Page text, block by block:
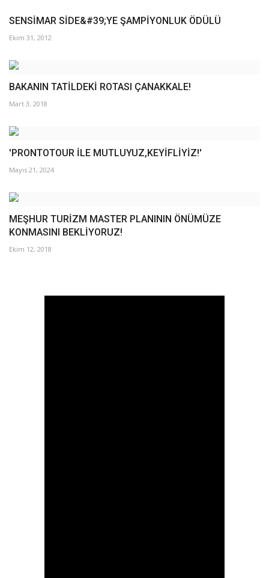
SENSİMAR SİDE&#39;YE ŞAMPİYONLUK ÖDÜLÜ
Ekim 31, 2012
BAKANIN TATİLDEKİ ROTASI ÇANAKKALE!
Mart 3, 2018
'PRONTOTOUR İLE MUTLUYUZ,KEYİFLİYİZ!'
Mayıs 21, 2024
MEŞHUR TURİZM MASTER PLANININ ÖNÜMÜZE
KONMASINI BEKLİYORUZ!
Ekim 12, 2018